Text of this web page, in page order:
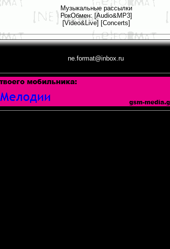
Музыкальные рассылки
РокОбмен: [Audio&MP3]
[Video&Live] [Concerts]
ne.format@inbox.ru